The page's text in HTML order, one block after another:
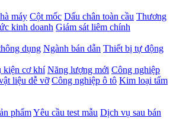
máy Cột mốc Dấu chân toàn cầu Thương
kinh doanh Giám sát liêm chính
dụng Ngành bán dẫn Thiết bị tự động
kiện cơ khí Năng lượng mới Công nghiệp
liệu dễ vỡ Công nghiệp ô tô Kim loại tấm
phẩmYêu cầu test mẫu Dịch vụ sau bán